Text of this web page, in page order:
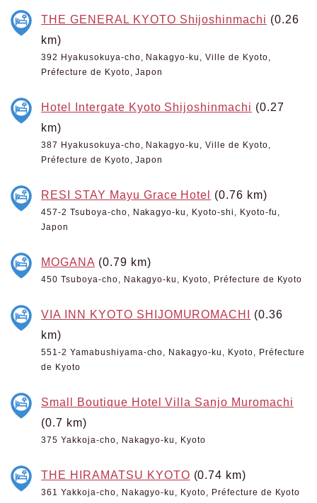
THE GENERAL KYOTO Shijoshinmachi (0.26
km)
392 Hyakusokuya-cho, Nakagyo-ku, Ville de Kyoto,
Préfecture de Kyoto, Japon
Hotel Intergate Kyoto Shijoshinmachi (0.27
km)
387 Hyakusokuya-cho, Nakagyo-ku, Ville de Kyoto,
Préfecture de Kyoto, Japon
RESI STAY Mayu Grace Hotel (0.76 km)
457-2 Tsuboya-cho, Nakagyo-ku, Kyoto-shi, Kyoto-fu,
Japon
MOGANA (0.79 km)
450 Tsuboya-cho, Nakagyo-ku, Kyoto, Préfecture de Kyoto
VIA INN KYOTO SHIJOMUROMACHI (0.36
km)
551-2 Yamabushiyama-cho, Nakagyo-ku, Kyoto, Préfecture
de Kyoto
Small Boutique Hotel Villa Sanjo Muromachi
(0.7 km)
375 Yakkoja-cho, Nakagyo-ku, Kyoto
THE HIRAMATSU KYOTO (0.74 km)
361 Yakkoja-cho, Nakagyo-ku, Kyoto, Préfecture de Kyoto